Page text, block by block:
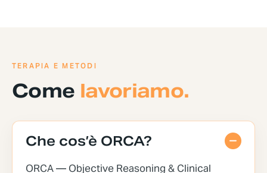
TERAPIA E METODI
Come lavoriamo.
Che cos’è ORCA?
ORCA — Objective Reasoning & Clinical